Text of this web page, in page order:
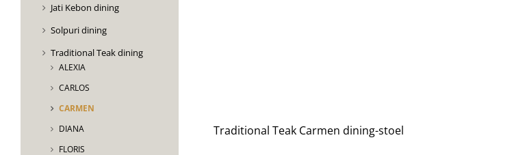
Traditional Teak Carmen dining-stoel
Jati Kebon dining
Solpuri dining
Traditional Teak dining
ALEXIA
CARLOS
CARMEN
DIANA
FLORIS